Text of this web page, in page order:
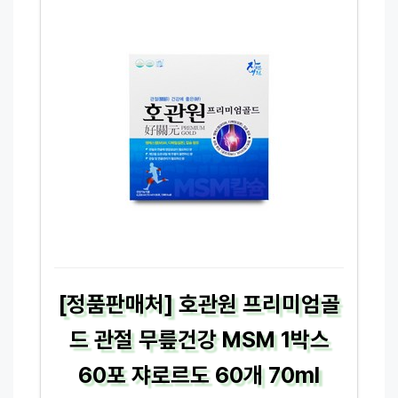
[정품판매처] 호관원 프리미엄골
드 관절 무릎건강 MSM 1박스
60포 쟈로르도 60개 70ml